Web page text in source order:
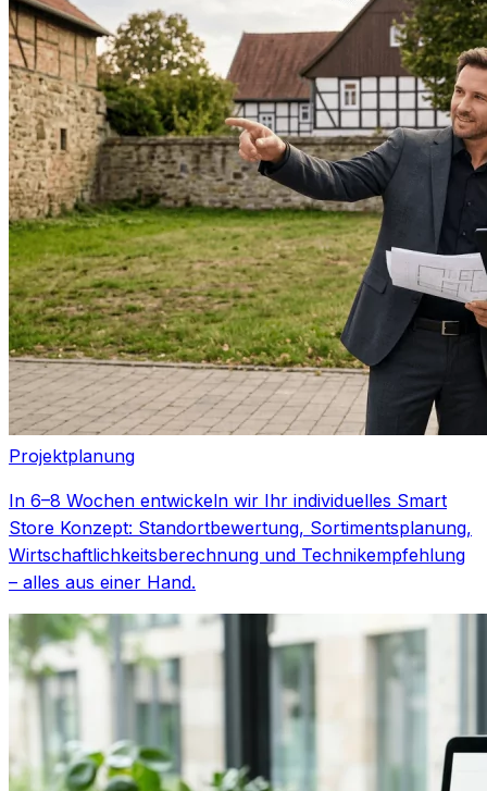
Projektplanung
In 6–8 Wochen entwickeln wir Ihr individuelles Smart
Store Konzept: Standortbewertung, Sortimentsplanung,
Wirtschaftlichkeitsberechnung und Technikempfehlung
– alles aus einer Hand.